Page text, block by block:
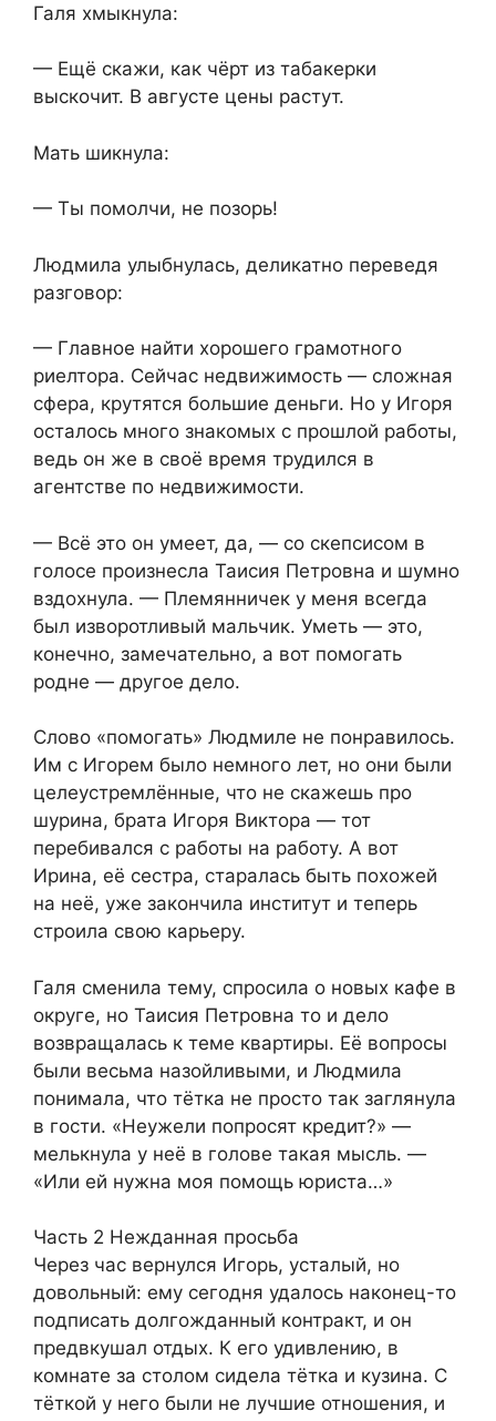
Галя хмыкнула:
— Ещё скажи, как чёрт из табакерки
выскочит. В августе цены растут.
Мать шикнула:
— Ты помолчи, не позорь!
Людмила улыбнулась, деликатно переведя
разговор:
— Главное найти хорошего грамотного
риелтора. Сейчас недвижимость — сложная
сфера, крутятся большие деньги. Но у Игоря
осталось много знакомых с прошлой работы,
ведь он же в своё время трудился в
агентстве по недвижимости.
— Всё это он умеет, да, — со скепсисом в
голосе произнесла Таисия Петровна и шумно
вздохнула. — Племянничек у меня всегда
был изворотливый мальчик. Уметь — это,
конечно, замечательно, а вот помогать
родне — другое дело.
Слово «помогать» Людмиле не понравилось.
Им с Игорем было немного лет, но они были
целеустремлённые, что не скажешь про
шурина, брата Игоря Виктора — тот
перебивался с работы на работу. А вот
Ирина, её сестра, старалась быть похожей
на неё, уже закончила институт и теперь
строила свою карьеру.
Галя сменила тему, спросила о новых кафе в
округе, но Таисия Петровна то и дело
возвращалась к теме квартиры. Её вопросы
были весьма назойливыми, и Людмила
понимала, что тётка не просто так заглянула
в гости. «Неужели попросят кредит?» —
мелькнула у неё в голове такая мысль. —
«Или ей нужна моя помощь юриста…»
Часть 2 Нежданная просьба
Через час вернулся Игорь, усталый, но
довольный: ему сегодня удалось наконец-то
подписать долгожданный контракт, и он
предвкушал отдых. К его удивлению, в
комнате за столом сидела тётка и кузина. С
тёткой у него были не лучшие отношения, и